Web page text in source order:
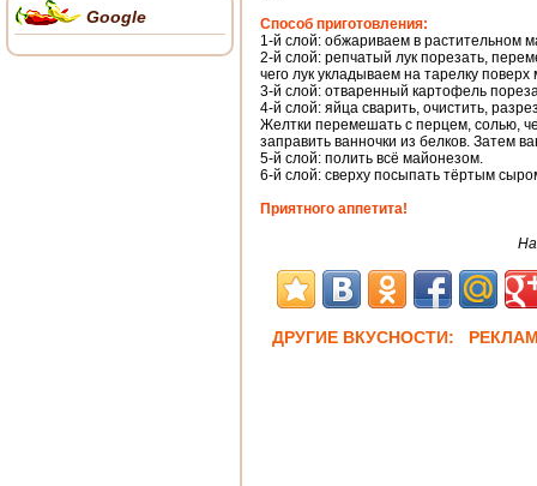
Способ приготовления:
1-й слой: обжариваем в растительном
2-й слой: репчатый лук порезать,
чего лук укладываем на тарелку поверх
3-й слой: отваренный картофель
4-й слой: яйца сварить, очистить,
Желтки перемешать с перцем, солью,
заправить ванночки из белков. Затем
5-й слой: полить всё майонезом.
6-й слой: сверху посыпать тёртым
Приятного аппетита!
ДРУГИЕ ВКУСНОСТИ:
Google